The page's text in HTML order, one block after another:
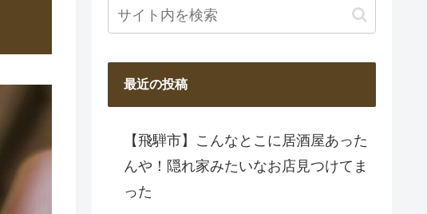
最近の投稿
【飛騨市】こんなとこに居酒屋あった
んや！隠れ家みたいなお店見つけてま
った